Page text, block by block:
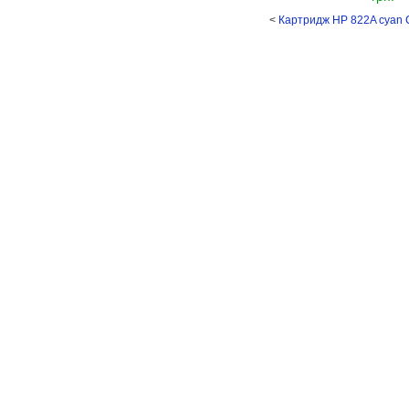
< Картридж HP 822A cyan